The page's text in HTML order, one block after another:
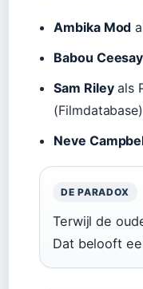
Ambika Mod
Babou Ceesay
Sam Rileyals
Neve
DE PARADOX
Terwijl de
Dat belooft